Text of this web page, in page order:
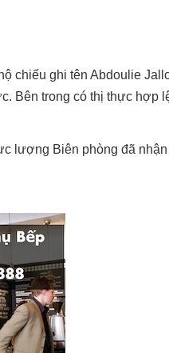
chiếu ghi tên Abdoulie
Bên trong có thị thực hợp
lượng Biên phòng đã